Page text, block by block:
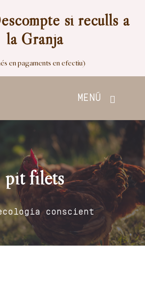
si reculls a
la Granja
en pagaments en efectiu)
MENÚ
pit filets
conscient